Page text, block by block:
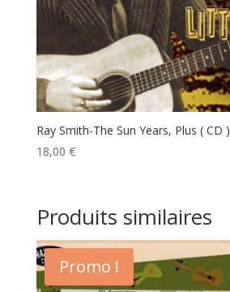
Ray Smith-The Sun Years, Plus ( CD )
18,00 €
Produits similaires
Promo !